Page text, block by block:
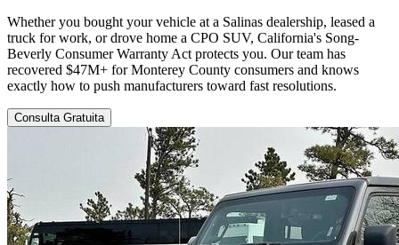
Whether you bought your vehicle at a Salinas dealership, leased a
truck for work, or drove home a CPO SUV, California's Song-
Beverly Consumer Warranty Act protects you. Our team has
recovered $47M+ for Monterey County consumers and knows
exactly how to push manufacturers toward fast resolutions.
Consulta Gratuita